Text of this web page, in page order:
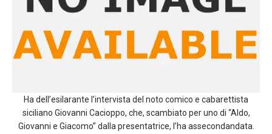
Ha dell’esilarante l’intervista del noto comico e cabarettista
siciliano Giovanni Cacioppo, che, scambiato per uno di “Aldo,
Giovanni e Giacomo” dalla presentatrice, l’ha assecondandata.